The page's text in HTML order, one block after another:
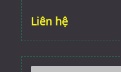
Liên hệ